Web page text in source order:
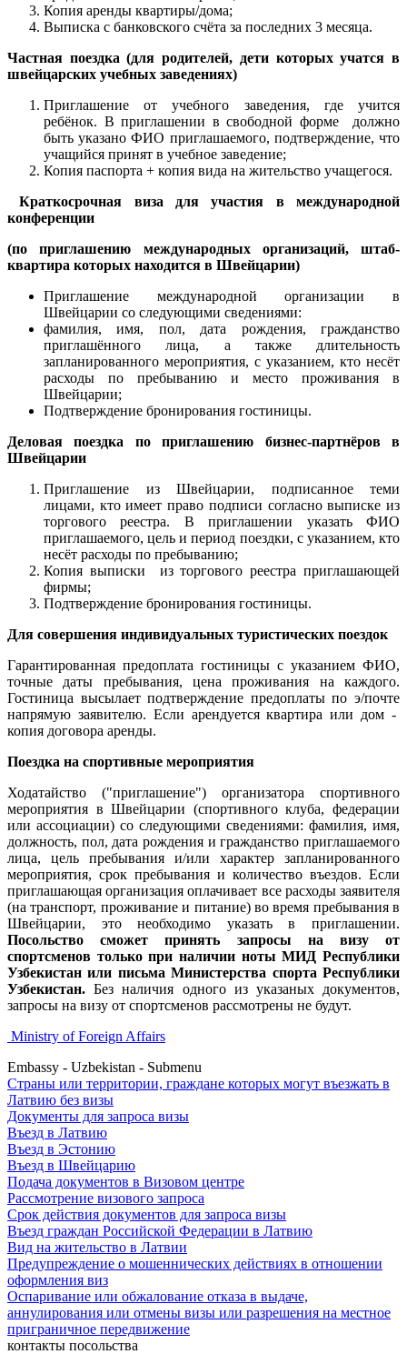
Копия аренды квартиры/дома;
Выписка с банковского счёта за последних 3 месяца.
Частная поездка (для родителей, дети которых учатся в
швейцарских учебных заведениях)
Приглашение от учебного заведения, где учится
ребёнок. В приглашении в свободной форме должно
быть указано ФИО приглашаемого, подтверждение, что
учащийся принят в учебное заведение;
Копия паспорта + копия вида на жительство учащегося.
Краткосрочная виза для участия в международной
конференции
(по приглашению международных организаций, штаб-
квартира которых находится в Швейцарии)
Приглашение международной организации в
Швейцарии со следующими сведениями:
фамилия, имя, пол, дата рождения, гражданство
приглашённого лица, а также длительность
запланированного мероприятия, с указанием, кто несёт
расходы по пребыванию и место проживания в
Швейцарии;
Подтверждение бронирования гостиницы.
Деловая поездка по приглашению бизнес-партнёров в
Швейцарии
Приглашение из Швейцарии, подписанное теми
лицами, кто имеет право подписи согласно выписке из
торгового реестра. В приглашении указать ФИО
приглашаемого, цель и период поездки, с указанием, кто
несёт расходы по пребыванию;
Копия выписки из торгового реестра приглашающей
фирмы;
Подтверждение бронирования гостиницы.
Для совершения индивидуальных туристических поездок
Гарантированная предоплата гостиницы с указанием ФИО,
точные даты пребывания, цена проживания на каждого.
Гостиница высылает подтверждение предоплаты по э/почте
напрямую заявителю. Если арендуется квартира или дом -
копия договора аренды.
Поездка на спортивные мероприятия
Ходатайство ("приглашение") организатора спортивного
мероприятия в Швейцарии (спортивного клуба, федерации
или ассоциации) со следующими сведениями: фамилия, имя,
должность, пол, дата рождения и гражданство приглашаемого
лица, цель пребывания и/или характер запланированного
мероприятия, срок пребывания и количество въездов. Если
приглашающая организация оплачивает все расходы заявителя
(на транспорт, проживание и питание) во время пребывания в
Швейцарии, это необходимо указать в приглашении.
Посольство сможет принять запросы на визу от
спортсменов только при наличии ноты МИД Республики
Узбекистан или письма Министерства спорта Республики
Узбекистан.Без наличия одного из указаных документов,
запросы на визу от спортсменов рассмотрены не будут.
Ministry of Foreign Affairs
Embassy - Uzbekistan - Submenu
Страны или территории, граждане которых могут въезжать в
Латвию без визы
Документы для запроса визы
Въезд в Латвию
Въезд в Эстонию
Въезд в Швейцарию
Подача документов в Визовом центре
Рассмотрение визового запроса
Срок действия документов для запроса визы
Въезд граждан Российской Федерации в Латвию
Вид на жительство в Латвии
Предупреждение о мошеннических действиях в отношении
оформления виз
Оспаривание или обжалование отказа в выдаче,
аннулирования или отмены визы или разрешения на местное
приграничное передвижение
контакты посольства